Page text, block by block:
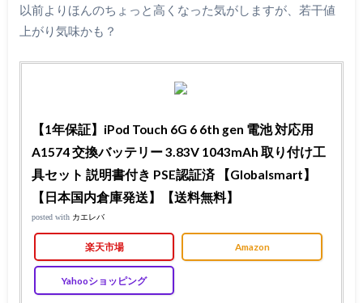
以前よりほんのちょっと高くなった気がしますが、若干値
上がり気味かも？
【1年保証】iPod Touch 6G 6 6th gen 電池 対応用
A1574 交換バッテリー 3.83V 1043mAh 取り付け工
具セット 説明書付き PSE認証済 【Globalsmart】
【日本国内倉庫発送】【送料無料】
posted with カエレバ
楽天市場 Amazon
Yahooショッピング